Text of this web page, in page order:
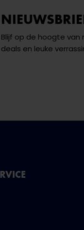
Blijf op de hoogte van
deals en leuke